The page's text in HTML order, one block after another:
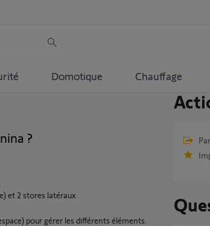
Domotique Chauffage
?
et 2 stores latéraux.
pour gérer les différents éléments.